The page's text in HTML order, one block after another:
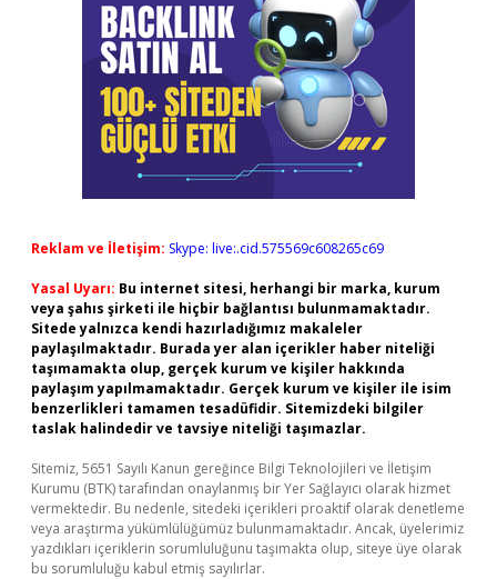
Reklam ve İletişim: Skype: live:.cid.575569c608265c69
Yasal Uyarı: Bu internet sitesi, herhangi bir marka, kurum
veya şahıs şirketi ile hiçbir bağlantısı bulunmamaktadır.
Sitede yalnızca kendi hazırladığımız makaleler
paylaşılmaktadır. Burada yer alan içerikler haber niteliği
taşımamakta olup, gerçek kurum ve kişiler hakkında
paylaşım yapılmamaktadır. Gerçek kurum ve kişiler ile isim
benzerlikleri tamamen tesadüfidir. Sitemizdeki bilgiler
taslak halindedir ve tavsiye niteliği taşımazlar.
Sitemiz, 5651 Sayılı Kanun gereğince Bilgi Teknolojileri ve İletişim
Kurumu (BTK) tarafından onaylanmış bir Yer Sağlayıcı olarak hizmet
vermektedir. Bu nedenle, sitedeki içerikleri proaktif olarak denetleme
veya araştırma yükümlülüğümüz bulunmamaktadır. Ancak, üyelerimiz
yazdıkları içeriklerin sorumluluğunu taşımakta olup, siteye üye olarak
bu sorumluluğu kabul etmiş sayılırlar.